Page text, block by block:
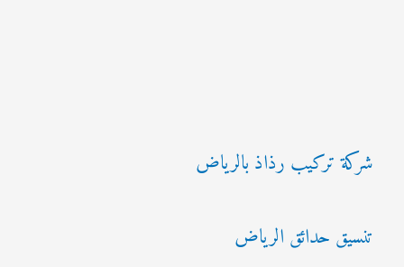
شركة تركيب رذاذ بالرياض
تنسيق حدائق الرياض